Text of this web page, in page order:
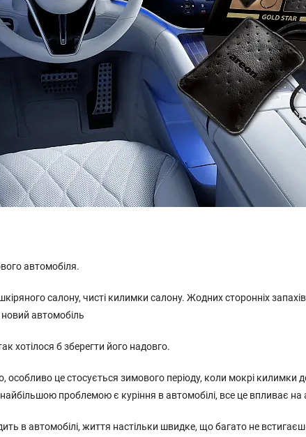
автомобіля.
салону, чисті килимки салону. Жодних сторонніх
автомобіль
хотілося б зберегти його надовго.
особливо це стосується зимового періоду, коли мокрі
проблемою є куріння в автомобілі, все це впливає
в автомобілі, життя настільки швидке, що багато не